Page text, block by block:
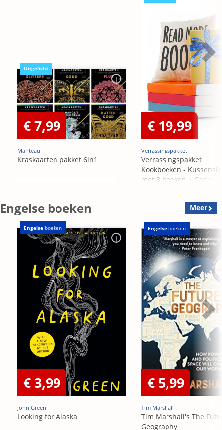
Uitgelicht
€ 7,99
Manteau
Kraskaarten pakket 6in1
€ 19,99
Verrassingspakket
Verrassingspakket
Kookboeken -
met 3 boeken + Cadeau
Engelse boeken Meer
Engelse boeken
€ 3,99
John Green
Looking for Alaska
Engelse boeken
€ 5,99
Tim Marshall
Tim Marshall's The
Geography